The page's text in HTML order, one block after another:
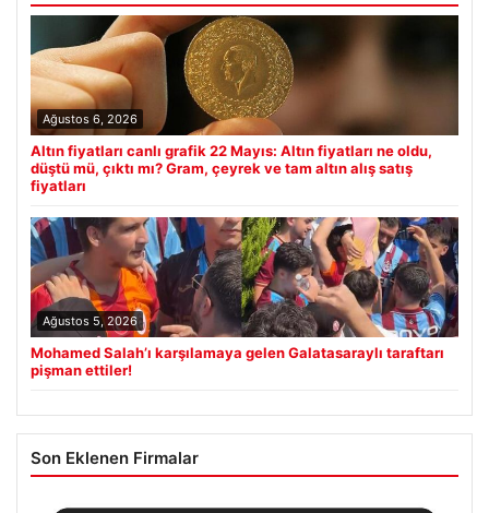
Ağustos 6, 2026
Altın fiyatları canlı grafik 22 Mayıs: Altın fiyatları ne oldu,
düştü mü, çıktı mı? Gram, çeyrek ve tam altın alış satış
fiyatları
Ağustos 5, 2026
Mohamed Salah’ı karşılamaya gelen Galatasaraylı taraftarı
pişman ettiler!
Son Eklenen Firmalar